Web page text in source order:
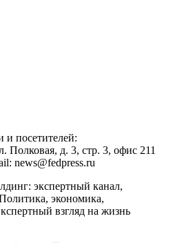
и посетителей:
Полковая, д. 3, стр. 3, офис 211
news@fedpress.ru
экспертный канал,
экономика,
взгляд на жизнь